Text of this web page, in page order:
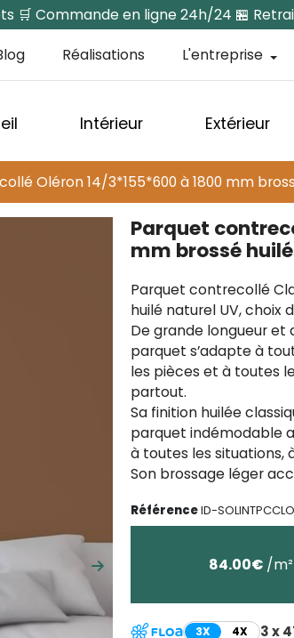
🛒 Commande en ligne 24h/24 🏪
Réalisations L'entreprise
Intérieur Extérieur
Oléron 14/3*155*600 à 1800 mm
Suivant
Parquet
mm brossé
Parquet contrecollé
huilé naturel UV, choix
De grande longueur et
parquet s’adapte à
les pièces et à toutes
partout.
Sa finition huilée
parquet indémodable
à toutes les situations,
Son brossage léger
RéférenceID-
84.00€/m²
3X 4X 3 x